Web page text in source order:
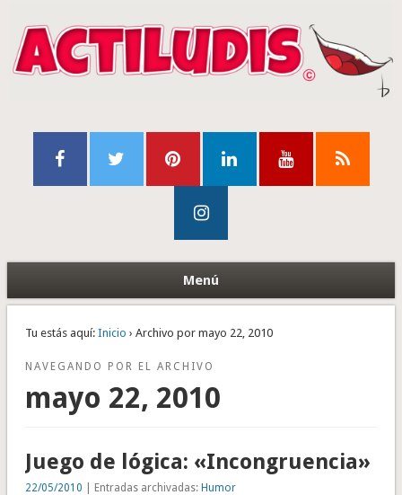
Menú
Tu estás aquí: Inicio › Archivo por mayo 22, 2010
NAVEGANDO POR EL ARCHIVO
mayo 22, 2010
Juego de lógica: «Incongruencia»
22/05/2010 | Entradas archivadas: Humor